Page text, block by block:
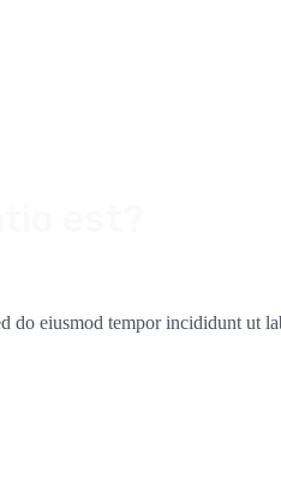
do eiusmod tempor incididunt